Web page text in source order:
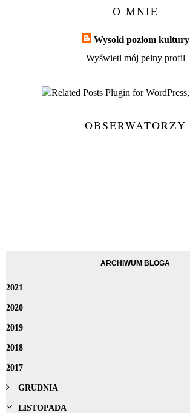
O MNIE
Wysoki poziom kultury
Wyświetl mój pełny profil
OBSERWATORZY
ARCHIWUM BLOGA
2021
2020
2019
2018
2017
GRUDNIA
LISTOPADA